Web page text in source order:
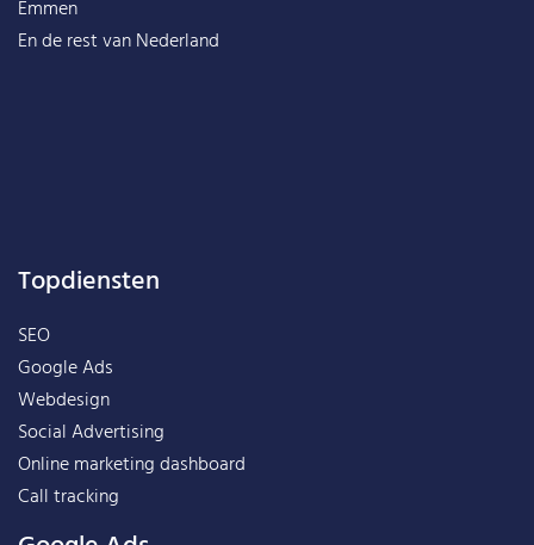
Emmen
En de rest vanNederland
Topdiensten
SEO
Google Ads
Webdesign
Social Advertising
Online marketing dashboard
Call tracking